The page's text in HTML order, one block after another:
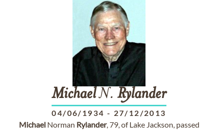
MichaelN. Rylander
04/06/1934 - 27/12/2013
MichaelNorman Rylander, 79, of Lake Jackson, passed